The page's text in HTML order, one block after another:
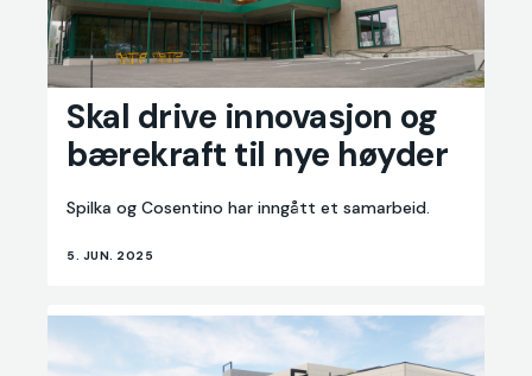
Skal
innovasjon
bærekraft
nye
Skal drive innovasjon og
bærekraft til nye høyder
Spilka og Cosentino har inngått et samarbeid.
5. JUN. 2025